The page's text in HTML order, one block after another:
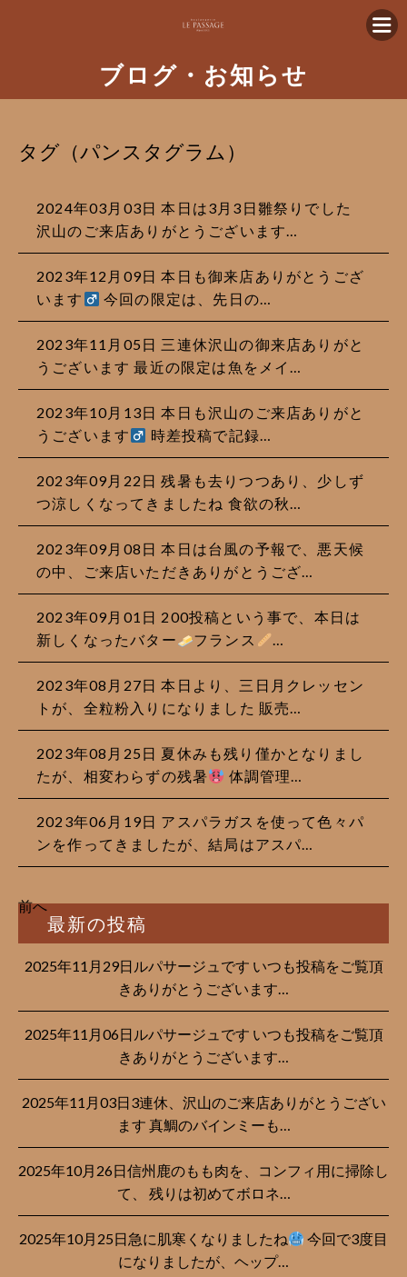
ブログ・お知らせ
タグ（パンスタグラム）
2024年03月03日 本日は3月3日雛祭りでした
沢山のご来店ありがとうございます…
2023年12月09日 本日も御来店ありがとうござ
います‍
今回の限定は、先日の…
2023年11月05日 三連休沢山の御来店ありがと
うございます 最近の限定は魚をメイ…
2023年10月13日 本日も沢山のご来店ありがと
うございます‍
時差投稿で記録…
2023年09月22日 残暑も去りつつあり、少しず
つ涼しくなってきましたね 食欲の秋…
2023年09月08日 本日は台風の予報で、悪天候
の中、ご来店いただきありがとうござ…
2023年09月01日 200投稿という事で、本日は
新しくなったバター
フランス …
2023年08月27日 本日より、三日月クレッセン
トが、全粒粉入りになりました 販売…
2023年08月25日 夏休みも残り僅かとなりまし
たが、相変わらずの残暑
体調管理…
2023年06月19日 アスパラガスを使って色々パ
ンを作ってきましたが、結局はアスパ…
前へ
最新の投稿
2025年11月29日ルパサージュです︎ いつも投稿をご覧頂
きありがとうございます…
2025年11月06日ルパサージュです︎ いつも投稿をご覧頂
きありがとうございます…
2025年11月03日3連休、沢山のご来店ありがとうござい
ます 真鯛のバインミーも…
2025年10月26日信州鹿のもも肉を、コンフィ用に掃除し
て、 残りは初めてボロネ…
2025年10月25日急に肌寒くなりましたね
今回で3度目
になりましたが、ヘップ…